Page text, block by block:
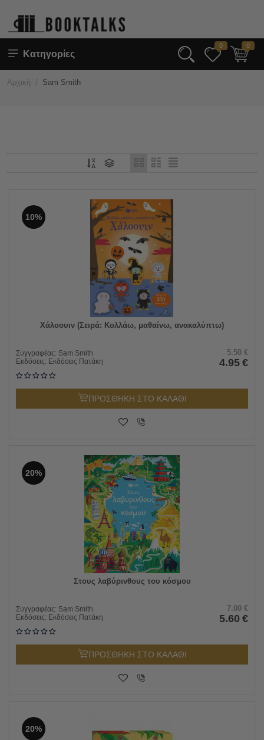
Κατηγορίες
0 0
Αρχική / Sam Smith
10%
Χάλοουιν (Σειρά: Κολλάω, μαθαίνω, ανακαλύπτω)
Συγγραφέας: Sam Smith
Εκδόσεις: Εκδόσεις Πατάκη
5.50 €
4.95 €
ΠΡΟΣΘΗΚΗ ΣΤΟ ΚΑΛΑΘΙ
20%
Στους λαβύρινθους του κόσμου
Συγγραφέας: Sam Smith
Εκδόσεις: Εκδόσεις Πατάκη
7.00 €
5.60 €
ΠΡΟΣΘΗΚΗ ΣΤΟ ΚΑΛΑΘΙ
20%